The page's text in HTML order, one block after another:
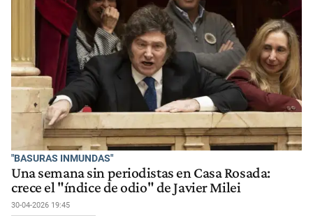
"BASURAS INMUNDAS"
Una semana sin periodistas en Casa Rosada:
crece el "índice de odio" de Javier Milei
30-04-2026 19:45